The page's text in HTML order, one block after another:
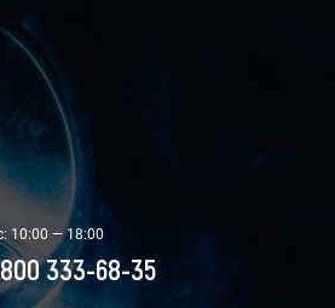
10:00 — 18:00
333-68-35